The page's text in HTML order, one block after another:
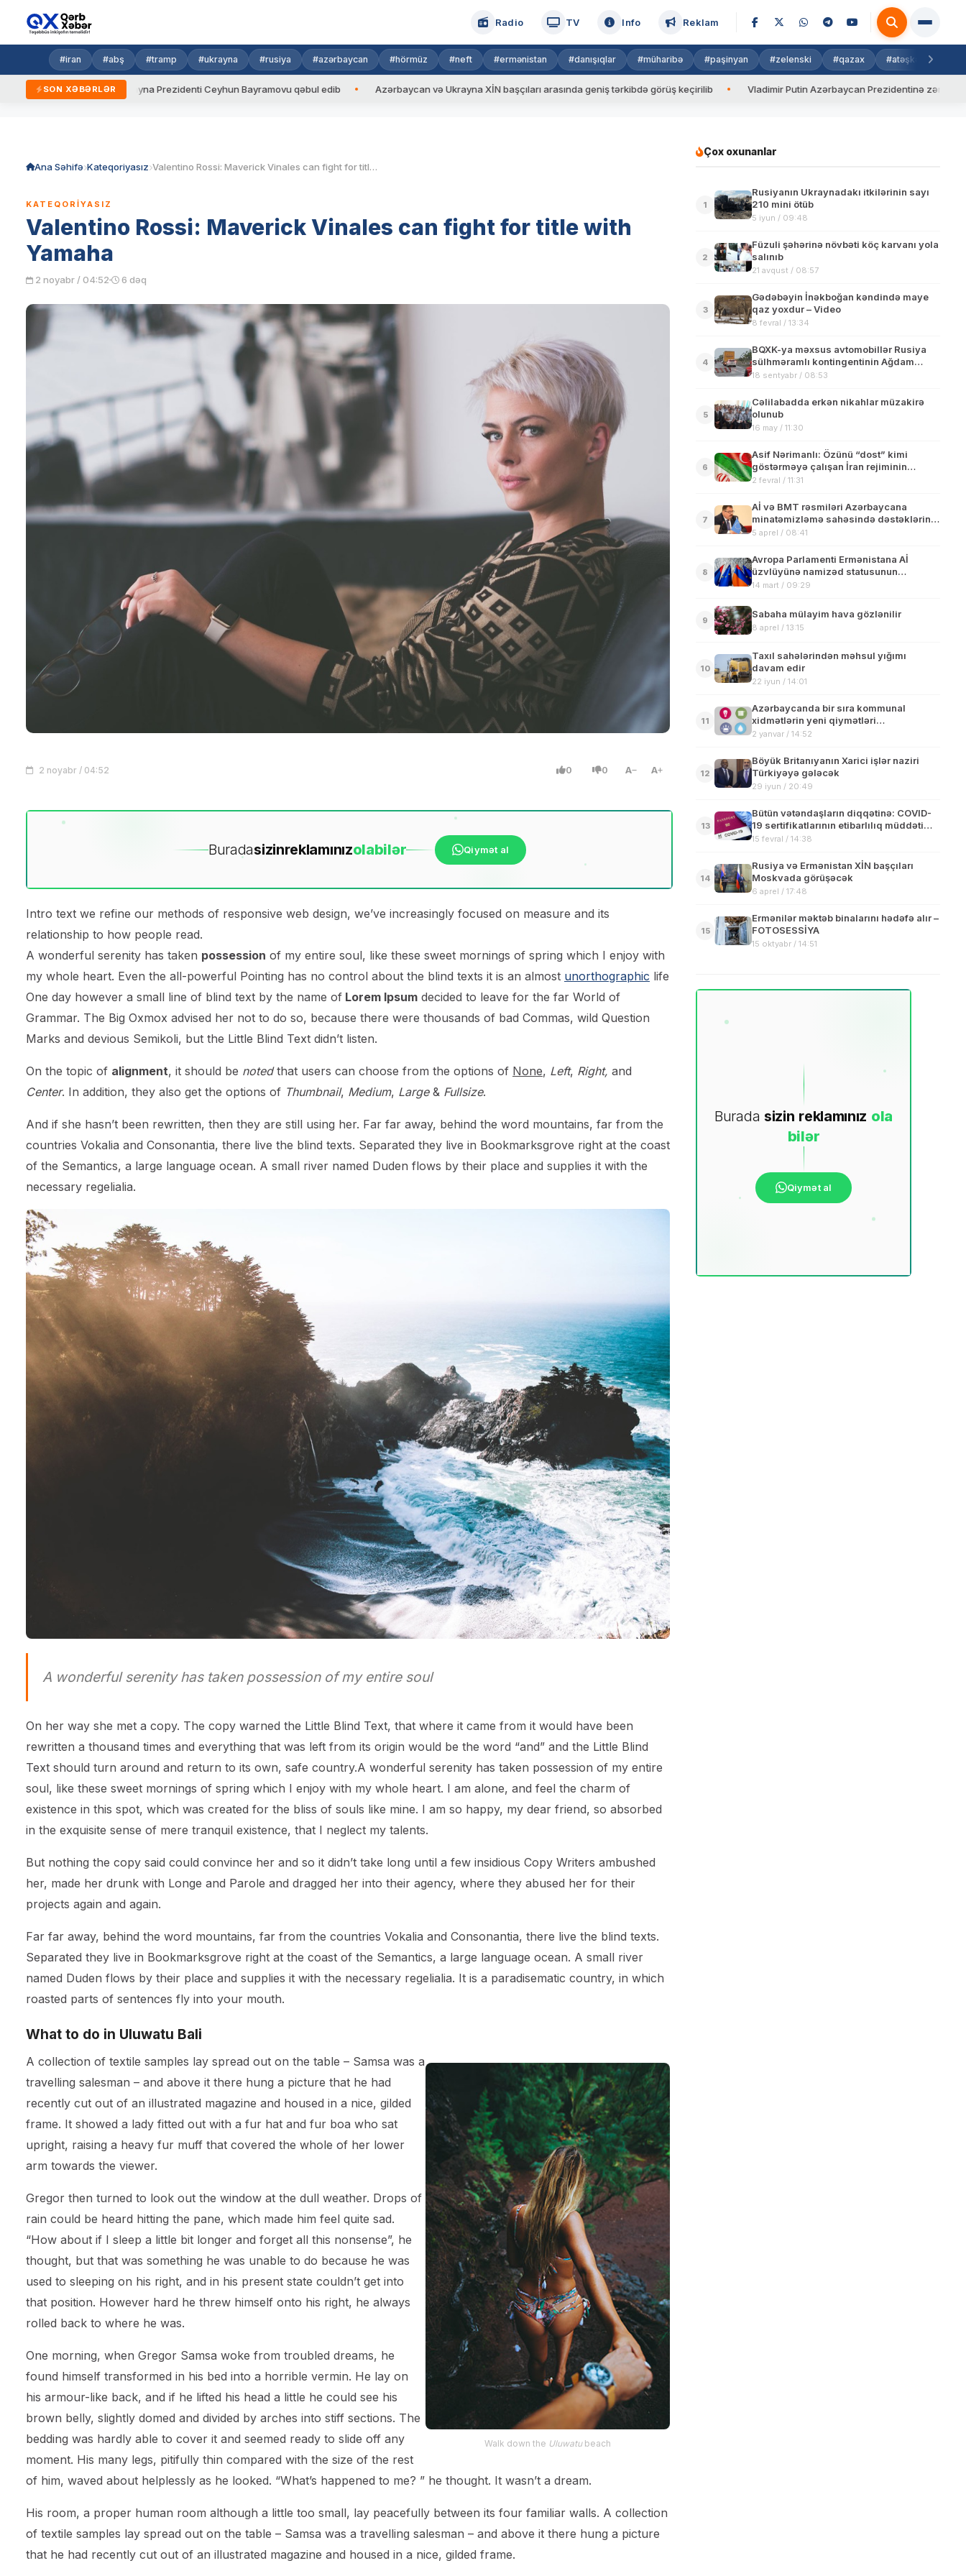
Radio TV Info Reklam
#iran #abş #tramp #ukrayna #rusiya #azərbaycan #hörmüz #neft #ermənistan #danışıqlar #müharibə #paşinyan #zelenski #qazax #atəşkəs
SON XƏBƏRLƏR
Ukrayna Prezidenti Ceyhun Bayramovu qəbul edib Azərbaycan və Ukrayna XİN başçıları arasında geniş tərkibdə görüş keçirilib Vladimir Putin Azərbaycan Prezidentinə zəng edib Valyuta
Ana Səhifə Kateqoriyasız Valentino Rossi: Maverick Vinales can fight for title with Yamaha
KATEQORIYASIZ
Valentino Rossi: Maverick Vinales can fight for title with
Yamaha
2 noyabr / 04:52 6 dəq
2 noyabr / 04:52 0 0 A A
Buradasizinreklamınızolabilər Qiymət al
Intro text we refine our methods of responsive web design, we’ve increasingly focused on measure and its
relationship to how people read.
A wonderful serenity has taken possession of my entire soul, like these sweet mornings of spring which I enjoy with
my whole heart. Even the all-powerful Pointing has no control about the blind texts it is an almost unorthographic life
One day however a small line of blind text by the name of Lorem Ipsum decided to leave for the far World of
Grammar. The Big Oxmox advised her not to do so, because there were thousands of bad Commas, wild Question
Marks and devious Semikoli, but the Little Blind Text didn’t listen.
On the topic of alignment, it should be notedthat users can choose from the options of None, Left, Right, and
Center. In addition, they also get the options of Thumbnail, Medium, Large& Fullsize.
And if she hasn’t been rewritten, then they are still using her. Far far away, behind the word mountains, far from the
countries Vokalia and Consonantia, there live the blind texts. Separated they live in Bookmarksgrove right at the coast
of the Semantics, a large language ocean. A small river named Duden flows by their place and supplies it with the
necessary regelialia.
A wonderful serenity has taken possession of my entire soul
On her way she met a copy. The copy warned the Little Blind Text, that where it came from it would have been
rewritten a thousand times and everything that was left from its origin would be the word “and” and the Little Blind
Text should turn around and return to its own, safe country.A wonderful serenity has taken possession of my entire
soul, like these sweet mornings of spring which I enjoy with my whole heart. I am alone, and feel the charm of
existence in this spot, which was created for the bliss of souls like mine. I am so happy, my dear friend, so absorbed
in the exquisite sense of mere tranquil existence, that I neglect my talents.
But nothing the copy said could convince her and so it didn’t take long until a few insidious Copy Writers ambushed
her, made her drunk with Longe and Parole and dragged her into their agency, where they abused her for their
projects again and again.
Far far away, behind the word mountains, far from the countries Vokalia and Consonantia, there live the blind texts.
Separated they live in Bookmarksgrove right at the coast of the Semantics, a large language ocean. A small river
named Duden flows by their place and supplies it with the necessary regelialia. It is a paradisematic country, in which
roasted parts of sentences fly into your mouth.
What to do in Uluwatu Bali
Walk down the Uluwatubeach
A collection of textile samples lay spread out on the table – Samsa was a
travelling salesman – and above it there hung a picture that he had
recently cut out of an illustrated magazine and housed in a nice, gilded
frame. It showed a lady fitted out with a fur hat and fur boa who sat
upright, raising a heavy fur muff that covered the whole of her lower
arm towards the viewer.
Gregor then turned to look out the window at the dull weather. Drops of
rain could be heard hitting the pane, which made him feel quite sad.
“How about if I sleep a little bit longer and forget all this nonsense”, he
thought, but that was something he was unable to do because he was
used to sleeping on his right, and in his present state couldn’t get into
that position. However hard he threw himself onto his right, he always
rolled back to where he was.
One morning, when Gregor Samsa woke from troubled dreams, he
found himself transformed in his bed into a horrible vermin. He lay on
his armour-like back, and if he lifted his head a little he could see his
brown belly, slightly domed and divided by arches into stiff sections. The
bedding was hardly able to cover it and seemed ready to slide off any
moment. His many legs, pitifully thin compared with the size of the rest
of him, waved about helplessly as he looked. “What’s happened to me? ” he thought. It wasn’t a dream.
His room, a proper human room although a little too small, lay peacefully between its four familiar walls. A collection
of textile samples lay spread out on the table – Samsa was a travelling salesman – and above it there hung a picture
that he had recently cut out of an illustrated magazine and housed in a nice, gilded frame.
Çox oxunanlar
1
Rusiyanın Ukraynadakı itkilərinin sayı
210 mini ötüb
5 iyun / 09:48
2
Füzuli şəhərinə növbəti köç karvanı yola
salınıb
21 avqust / 08:57
3
Gədəbəyin İnəkboğan kəndində maye
qaz yoxdur – Video
8 fevral / 13:34
4
BQXK-ya məxsus avtomobillər Rusiya
sülhməramlı kontingentinin Ağdam
yolundakı postunu keçərək Xankəndiyə
18 sentyabr / 08:53
5
Cəlilabadda erkən nikahlar müzakirə
olunub
16 may / 11:30
6
Asif Nərimanlı: Özünü “dost” kimi
göstərməyə çalışan İran rejiminin
ritorikası və taktikası dəyişir
2 fevral / 11:31
7
Aİ və BMT rəsmiləri Azərbaycana
minatəmizləmə sahəsində dəstəklərini
davam etdirəcəklərini açıqlayıblar
5 aprel / 08:41
8
Avropa Parlamenti Ermənistana Aİ
üzvlüyünə namizəd statusunun
verilməsi imkanına baxılmasını təklif
14 mart / 09:29
9
Sabaha mülayim hava gözlənilir
8 aprel / 13:15
10
Taxıl sahələrindən məhsul yığımı
davam edir
22 iyun / 14:01
11
Azərbaycanda bir sıra kommunal
xidmətlərin yeni qiymətləri
müəyyənləşdirilib
2 yanvar / 14:52
12
Böyük Britanıyanın Xarici işlər naziri
Türkiyəyə gələcək
29 iyun / 20:49
13
Bütün vətəndaşların diqqətinə: COVID-
19 sertifikatlarının etibarlılıq müddəti
tələbi dəyişib – Bu gündən etibarən…
15 fevral / 14:38
14
Rusiya və Ermənistan XİN başçıları
Moskvada görüşəcək
6 aprel / 17:48
15
Ermənilər məktəb binalarını hədəfə alır –
FOTOSESSİYA
15 oktyabr / 14:51
Burada sizin reklamınız ola
bilər
Qiymət al